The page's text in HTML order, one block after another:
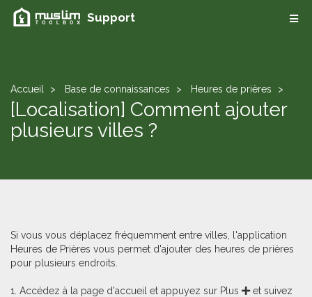
Support
Accueil Base de connaissances Heures de prières
[Localisation] Comment ajouter
plusieurs villes ?
Si vous vous déplacez fréquemment entre villes, l'application
Heures de Prières vous permet d'ajouter des heures de prières
pour plusieurs endroits.
1. Accédez à la page d'accueil et appuyez sur Plus
et suivez